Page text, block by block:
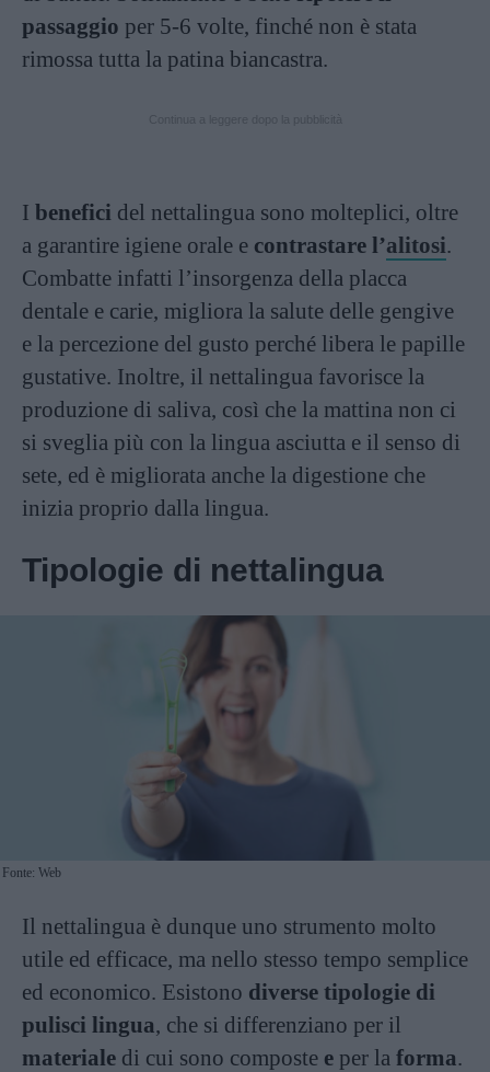
passaggio per 5-6 volte, finché non è stata
rimossa tutta la patina biancastra.
I benefici del nettalingua sono molteplici, oltre
a garantire igiene orale e contrastare l’alitosi.
Combatte infatti l’insorgenza della placca
dentale e carie, migliora la salute delle gengive
e la percezione del gusto perché libera le papille
gustative. Inoltre, il nettalingua favorisce la
produzione di saliva, così che la mattina non ci
si sveglia più con la lingua asciutta e il senso di
sete, ed è migliorata anche la digestione che
inizia proprio dalla lingua.
Tipologie di nettalingua
Fonte: Web
Il nettalingua è dunque uno strumento molto
utile ed efficace, ma nello stesso tempo semplice
ed economico. Esistono diverse tipologie di
pulisci lingua, che si differenziano per il
materiale di cui sono composte e per la forma.